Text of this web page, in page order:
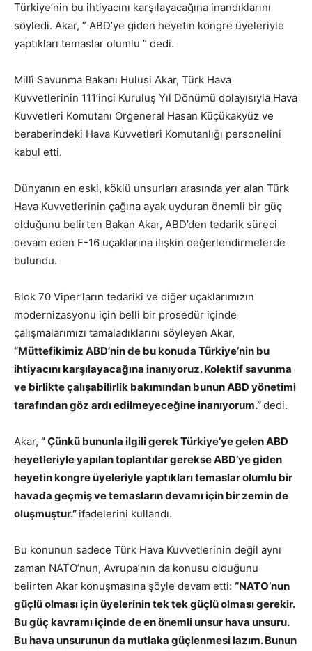
Türkiye’nin bu ihtiyacını karşılayacağına inandıklarını
söyledi. Akar, ” ABD’ye giden heyetin kongre üyeleriyle
yaptıkları temaslar olumlu ” dedi.
Millî Savunma Bakanı Hulusi Akar, Türk Hava
Kuvvetlerinin 111’inci Kuruluş Yıl Dönümü dolayısıyla Hava
Kuvvetleri Komutanı Orgeneral Hasan Küçükakyüz ve
beraberindeki Hava Kuvvetleri Komutanlığı personelini
kabul etti.
Dünyanın en eski, köklü unsurları arasında yer alan Türk
Hava Kuvvetlerinin çağına ayak uyduran önemli bir güç
olduğunu belirten Bakan Akar, ABD’den tedarik süreci
devam eden F-16 uçaklarına ilişkin değerlendirmelerde
bulundu.
Blok 70 Viper’ların tedariki ve diğer uçaklarımızın
modernizasyonu için belli bir prosedür içinde
çalışmalarımızı tamaladıklarını söyleyen Akar,
“Müttefikimiz ABD’nin de bu konuda Türkiye’nin bu
ihtiyacını karşılayacağına inanıyoruz. Kolektif savunma
ve birlikte çalışabilirlik bakımından bunun ABD yönetimi
tarafından göz ardı edilmeyeceğine inanıyorum.”dedi.
Akar, ”Çünkü bununla ilgili gerek Türkiye’ye gelen ABD
heyetleriyle yapılan toplantılar gerekse ABD’ye giden
heyetin kongre üyeleriyle yaptıkları temaslar olumlu bir
havada geçmiş ve temasların devamı için bir zemin de
oluşmuştur.” ifadelerini kullandı.
Bu konunun sadece Türk Hava Kuvvetlerinin değil aynı
zaman NATO’nun, Avrupa’nın da konusu olduğunu
belirten Akar konuşmasına şöyle devam etti: “NATO’nun
güçlü olması için üyelerinin tek tek güçlü olması gerekir.
Bu güç kavramı içinde de en önemli unsur hava unsuru.
Bu hava unsurunun da mutlaka güçlenmesi lazım. Bunun